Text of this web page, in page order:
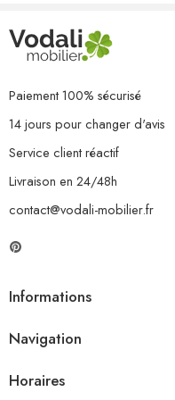
Paiement 100% sécurisé
14 jours pour changer d'avis
Service client réactif
Livraison en 24/48h
contact@vodali-mobilier.fr
Informations
Navigation
Horaires